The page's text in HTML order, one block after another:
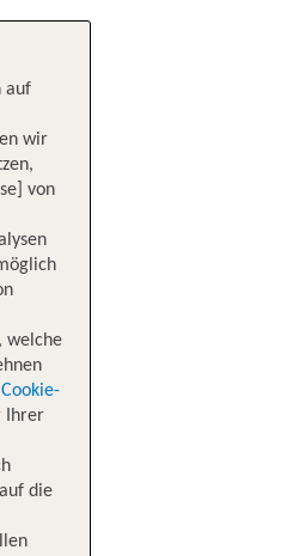
auf
wir
von
welche
Ihrer
die